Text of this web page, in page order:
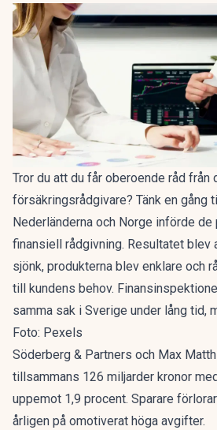
Tror du att du får oberoende råd från
försäkringsrådgivare? Tänk en gång
Nederländerna och Norge införde
finansiell rådgivning. Resultatet blev
sjönk, produkterna blev enklare och
till kundens behov.
samma sak i Sverige under lång tid,
Foto: Pexels
Söderberg & Partners och Max
tillsammans 126 miljarder kronor
uppemot 1,9 procent. Sparare
årligen på omotiverat höga avgifter.